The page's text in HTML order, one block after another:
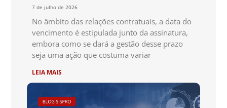
7 de julho de 2026
No âmbito das relações contratuais, a data do
vencimento é estipulada junto da assinatura,
embora como se dará a gestão desse prazo
seja uma ação que costuma variar
LEIA MAIS